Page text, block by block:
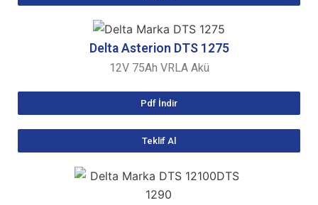
Delta Asterion DTS 1275
12V 75Ah VRLA Akü
Pdf İndir
Teklif Al